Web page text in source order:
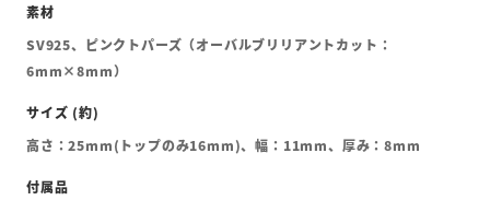
SV925、ピンクトパーズ（オーバルブリリアントカット：
6mm×8mm）
高さ：25mm(トップのみ16mm)、幅：11mm、厚み：8mm